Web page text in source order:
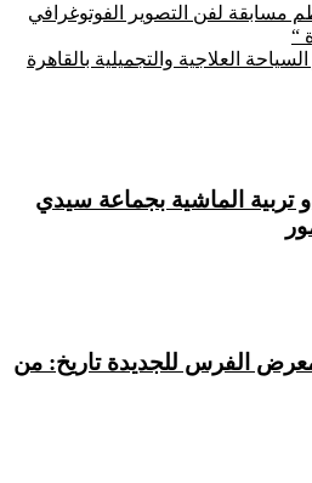
مسابقة لفن التصوير الفوتوغرافي
“
العلاجية والتجميلية بالقاهرة
تربية الماشية بجماعة سيدي
الفرس للجديدة تاريخ: من